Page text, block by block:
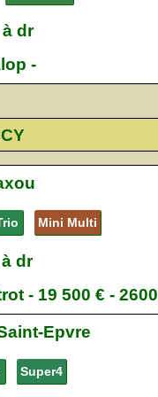
dr
-
Mini Multi
dr
- 19 500 € -
Epvre
Super4